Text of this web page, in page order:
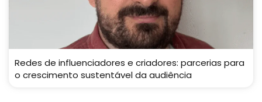
Redes de influenciadores e criadores: parcerias para
o crescimento sustentável da audiência